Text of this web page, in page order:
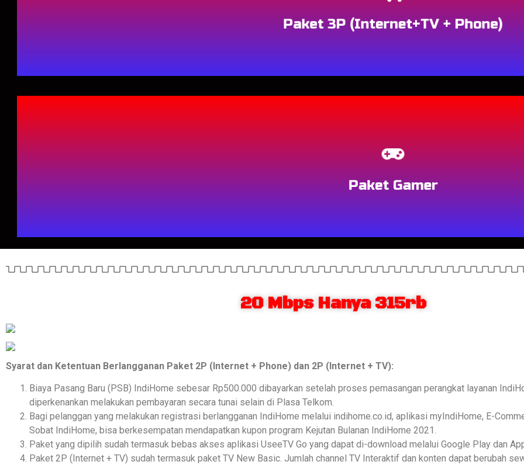
Paket 3P (Internet+TV + Phone)
Paket Gamer
20 Mbps Hanya 315rb
Syarat dan Ketentuan Berlangganan Paket 2P (Internet + Phone) dan 2P (Internet + TV):
Biaya Pasang Baru (PSB) IndiHome sebesar Rp500.000 dibayarkan setelah proses pemasangan perangkat layanan
diperkenankan melakukan pembayaran secara tunai selain di Plasa Telkom.
Bagi pelanggan yang melakukan registrasi berlangganan IndiHome melalui indihome.co.id, aplikasi myIndiHome, E-
Sobat IndiHome, bisa berkesempatan mendapatkan kupon program Kejutan Bulanan IndiHome 2021.
Paket yang dipilih sudah termasuk bebas akses aplikasi UseeTV Go yang dapat di-download melalui Google Play dan
Paket 2P (Internet + TV) sudah termasuk paket TV New Basic. Jumlah channel TV Interaktif dan konten dapat berubah